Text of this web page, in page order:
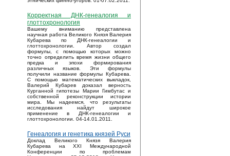
Корректная ДНК-генеалогия и
глоттохронология
Вашему вниманию представлена
научная работа Великого Князя Валерия
Кубарева по ДНК-генеалогии и
глоттохронологии. Автор создал
формулы, с помощью которых можно
точно определить время жизни общего
предка и эпохи формирования
различных языков. Эти формулы
получили название формулы Кубарева.
С помощью математических выкладок,
Валерий Кубарев доказал верность
Курганной гипотезы Марии Гимбутас и
собственной реконструкции истории
мира. Мы надеемся, что результаты
исследования найдут широкое
применение в ДНК-генеалогии и
глоттохронологии. 04-14.01.2011.
Генеалогия и генетика князей Руси
Доклад Великого Князя Валерия
Кубарева на XXI Международной
Конференции по проблемам